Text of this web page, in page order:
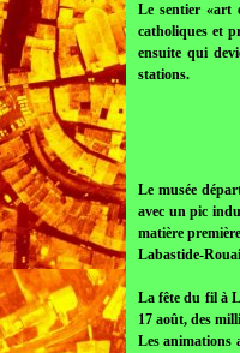
Le sentier «art
catholiques et
ensuite qui
stations.
Le musée
avec un pic
matière
Labastide-
La fête du fil à
17 août, des
Les animations